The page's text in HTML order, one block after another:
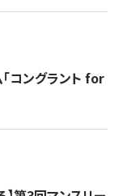
コングラント for